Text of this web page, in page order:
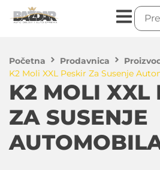
Početna Prodavnica
K2 Moli XXL Peskir Za Susenje
K2 MOLI XXL
ZA SUSENJE